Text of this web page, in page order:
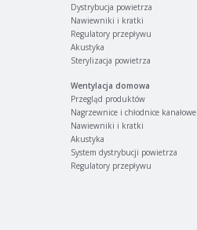
Dystrybucja powietrza
Nawiewniki i kratki
Regulatory przepływu
Akustyka
Sterylizacja powietrza
Wentylacja domowa
Przegląd produktów
Nagrzewnice i chłodnice kanałowe
Nawiewniki i kratki
Akustyka
System dystrybucji powietrza
Regulatory przepływu